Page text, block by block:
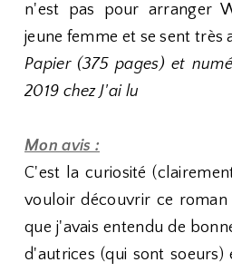
n'est pas pour arranger
jeune femme et se sent très
Papier (375 pages) et
2019 chez J'ai lu
Mon avis :
C'est la curiosité
vouloir découvrir ce
que j'avais entendu de
d'autrices (qui sont